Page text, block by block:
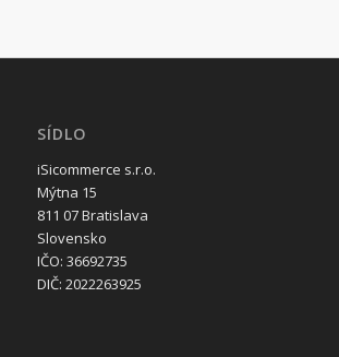
SÍDLO
iSicommerce s.r.o.
Mýtna 15
811 07 Bratislava
Slovensko
IČO: 36692735
DIČ: 2022263925